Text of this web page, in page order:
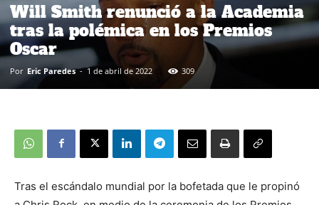
Will Smith renunció a la Academia
tras la polémica en los Premios
Oscar
Por Eric Paredes - 1 de abril de 2022 309
Tras el escándalo mundial por la bofetada que le propinó